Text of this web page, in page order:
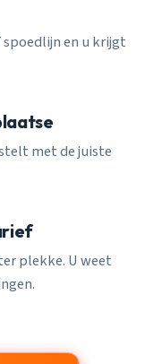
en u krijgt
met de juiste
plekke. U weet